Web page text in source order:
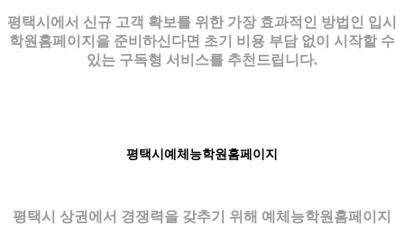
평택시에서 신규 고객 확보를 위한 가장 효과적인 방법인 입시
학원홈페이지을 준비하신다면 초기 비용 부담 없이 시작할 수
있는 구독형 서비스를 추천드립니다.
평택시예체능학원홈페이지
평택시 상권에서 경쟁력을 갖추기 위해 예체능학원홈페이지